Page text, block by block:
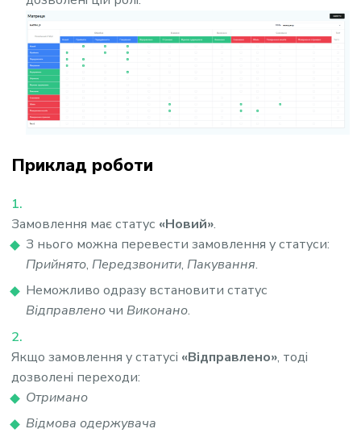
Приклад роботи
Замовлення має статус «Новий».
З нього можна перевести замовлення у статуси:
Прийнято, Передзвонити, Пакування.
Неможливо одразу встановити статус
Відправленочи Виконано.
Якщо замовлення у статусі «Відправлено», тоді
дозволені переходи:
Отримано
Відмова одержувача